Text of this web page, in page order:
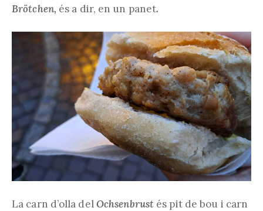
Brötchen, és a dir, en un panet.
La carn d’olla delOchsenbrust és pit de bou i carn